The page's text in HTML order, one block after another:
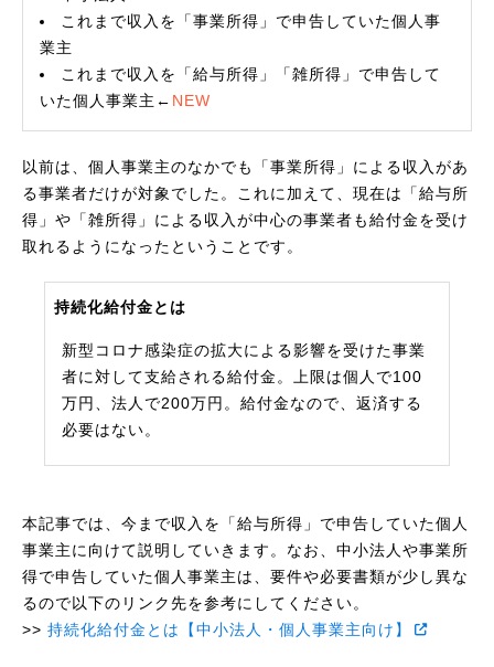
これまで収入を「事業所得」で申告していた個人事
業主
これまで収入を「給与所得」「雑所得」で申告して
いた個人事業主← NEW
以前は、個人事業主のなかでも「事業所得」による収入があ
る事業者だけが対象でした。これに加えて、現在は「給与所
得」や「雑所得」による収入が中心の事業者も給付金を受け
取れるようになったということです。
持続化給付金とは
新型コロナ感染症の拡大による影響を受けた事業
者に対して支給される給付金。上限は個人で100
万円、法人で200万円。給付金なので、返済する
必要はない。
本記事では、今まで収入を「給与所得」で申告していた個人
事業主に向けて説明していきます。なお、中小法人や事業所
得で申告していた個人事業主は、要件や必要書類が少し異な
るので以下のリンク先を参考にしてください。
>> 持続化給付金とは【中小法人・個人事業主向け】